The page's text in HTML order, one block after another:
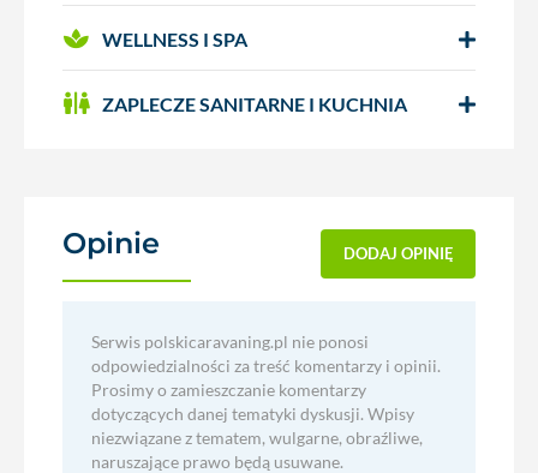
WELLNESS I SPA
ZAPLECZE SANITARNE I KUCHNIA
Opinie DODAJ OPINIĘ
Serwis polskicaravaning.pl nie ponosi
odpowiedzialności za treść komentarzy i opinii.
Prosimy o zamieszczanie komentarzy
dotyczących danej tematyki dyskusji. Wpisy
niezwiązane z tematem, wulgarne, obraźliwe,
naruszające prawo będą usuwane.